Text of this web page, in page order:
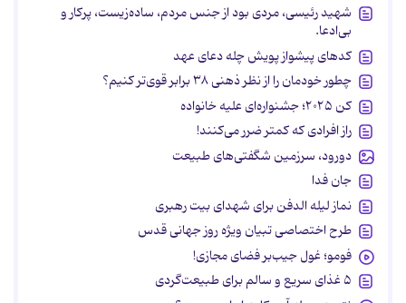
شهید رئیسی، مردی بود از جنس مردم، ساده‌زیست، پرکار و
بی‌ادعا.
کدهای پیشواز پویش چله دعای عهد
چطور خودمان را از نظر ذهنی ۳۸ برابر قوی‌تر کنیم؟
کن ۲۰۲۵؛ جشنواره‌ای علیه خانواده
راز افرادی که کمتر ضرر می‌کنند!
دورود، سرزمین شگفتی‌های طبیعت
جان فدا
نماز لیله الدفن برای شهدای بیت رهبری
طرح اختصاصی تبیان ویژه روز جهانی قدس
فومو؛ غول جیب‌بر فضای مجازی!
۵ غذای سریع و سالم برای طبیعت‌گردی